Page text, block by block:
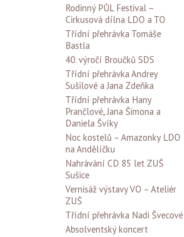
Rodinný PŮL Festival –
Cirkusová dílna LDO a TO
Třídní přehrávka Tomáše
Bastla
40. výročí Broučků SDS
Třídní přehrávka Andrey
Sušilové a Jana Zdeňka
Třídní přehrávka Hany
Prančlové, Jana Šimona a
Daniela Švíky
Noc kostelů – Amazonky LDO
na Andělíčku
Nahrávání CD 85 let ZUŠ
Sušice
Vernisáž výstavy VO – Ateliér
ZUŠ
Třídní přehrávka Nadi Švecové
Absolventský koncert